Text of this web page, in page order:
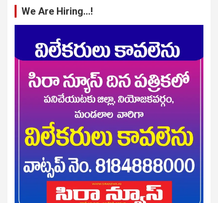
We Are Hiring…!